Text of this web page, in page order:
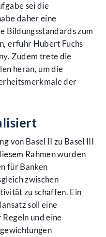
sei die
daher eine
Bildungsstandards zum
erfuhr Hubert Fuchs
Zudem trete die
heran, um die
der
von Basel II zu Basel III
Rahmen wurden
für Banken
zwischen
zu schaffen. Ein
soll eine
und eine